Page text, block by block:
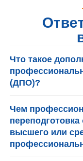
Что такое
(ДПО)?
Чем
переподготовка
высшего или